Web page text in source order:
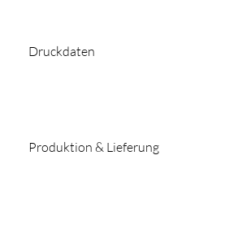
Druckdaten
Produktion & Lieferung